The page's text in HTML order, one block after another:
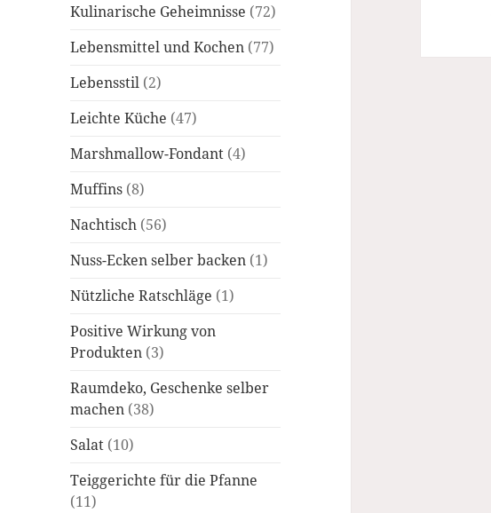
Kulinarische Geheimnisse (72)
Lebensmittel und Kochen (77)
Lebensstil (2)
Leichte Küche (47)
Marshmallow-Fondant (4)
Muffins (8)
Nachtisch (56)
Nuss-Ecken selber backen (1)
Nützliche Ratschläge (1)
Positive Wirkung von
Produkten (3)
Raumdeko, Geschenke selber
machen (38)
Salat (10)
Teiggerichte für die Pfanne
(11)